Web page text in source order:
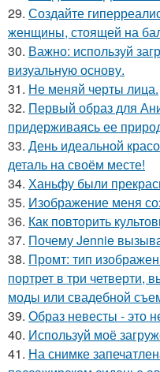
29. Создайте
женщины, стоящей на
30. Важно: используй
визуальную основу.
31. Не меняй черты лица.
32. Первый образ для
придерживаясь ее
33. День идеальной
деталь на своём месте!
34. Ханьфу были
35. Изображение меня
36. Как повторить
37. Почему Jennie
38. Промт: тип
портрет в три четверти,
моды или свадебной
39. Образ невесты - это
40. Используй моё
41. На снимке